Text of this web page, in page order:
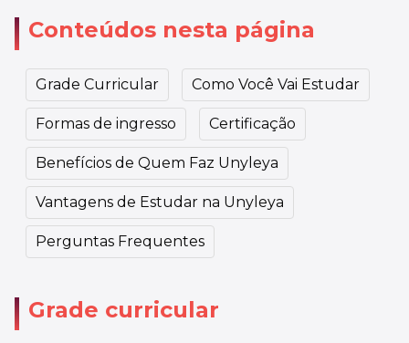
Conteúdos nesta página
Grade Curricular Como Você Vai Estudar
Formas de ingresso Certificação
Benefícios de Quem Faz Unyleya
Vantagens de Estudar na Unyleya
Perguntas Frequentes
Grade curricular